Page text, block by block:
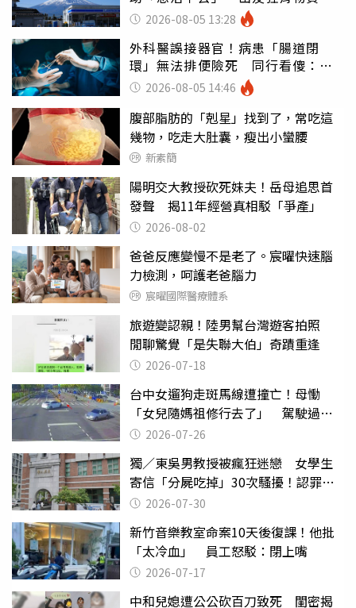
山：台灣真的是寶島
2026-08-05 13:28
外科醫誤接器官！病患「腸道閉
環」無法排便險死 同行看傻：糟
糕至極
2026-08-05 14:46
腹部脂肪的「剋星」找到了，常吃這
幾物，吃走大肚囊，瘦出小蠻腰
新素簡
陽明交大教授砍死妹夫！岳母追思首
發聲 揭11年經營真相駁「爭產」
2026-08-02
爸爸反應變慢不是老了。宸曜快速腦
力檢測，呵護老爸腦力
宸曜國際醫療體系
旅遊變認親！陸男幫台灣遊客拍照
閒聊驚覺「是失聯大伯」奇蹟重逢
2026-07-18
台中女遛狗走斑馬線遭撞亡！母慟
「女兒隨媽祖修行去了」 駕駛過失
致死判9月
2026-07-26
獨／東吳男教授被瘋狂迷戀 女學生
寄信「分屍吃掉」30次騷擾！認罪免
關 2026-07-30
新竹音樂教室命案10天後復課！他批
「太冷血」 員工怒駁：閉上嘴
2026-07-17
中和兒媳遭公公砍百刀致死 閨密揭